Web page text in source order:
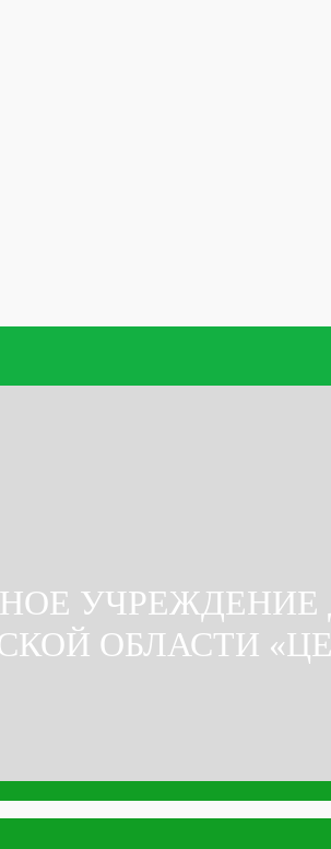
ОБЛАСТИ